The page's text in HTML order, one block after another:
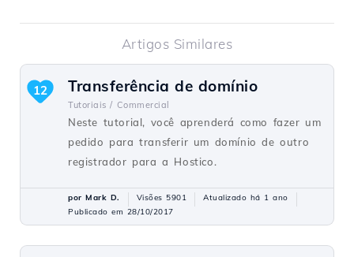
Artigos Similares
Transferência de domínio
Tutoriais / Commercial
Neste tutorial, você aprenderá como fazer um
pedido para transferir um domínio de outro
registrador para a Hostico.
12
por Mark D. Visões 5901
Atualizado há 1 ano
Publicado em 28/10/2017